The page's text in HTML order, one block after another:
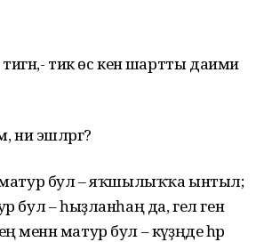
тик өс кенә шартты даими
ни эшләргә?
матур бул – яҡшылыҡҡа ынтыл;
бул – һыҙланһаң да, гел генә
матур бул – кәүҙәңде һәр